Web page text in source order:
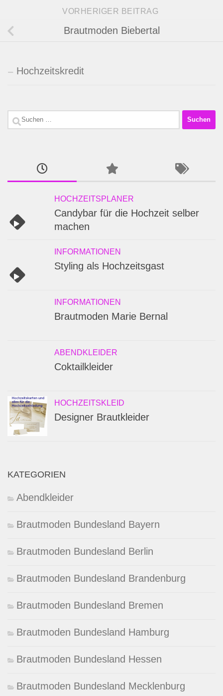
VORHERIGER BEITRAG
Brautmoden Biebertal
Hochzeitskredit
Suchen
HOCHZEITSPLANER
Candybar für die Hochzeit selber
machen
INFORMATIONEN
Styling als Hochzeitsgast
INFORMATIONEN
Brautmoden Marie Bernal
ABENDKLEIDER
Coktailkleider
HOCHZEITSKLEID
Designer Brautkleider
KATEGORIEN
Abendkleider
Brautmoden Bundesland Bayern
Brautmoden Bundesland Berlin
Brautmoden Bundesland Brandenburg
Brautmoden Bundesland Bremen
Brautmoden Bundesland Hamburg
Brautmoden Bundesland Hessen
Brautmoden Bundesland Mecklenburg